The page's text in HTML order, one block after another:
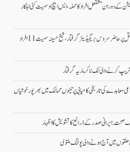
دوران مشتعل افراد کا حملہ، ایس ایچ او سمیت کئی اہلکار
بنگلہ دیش: سیاستدان کے مبینہ ماورائے عدالت قتل پر حاضر سروس بریگیڈیئر گرفتار، شیخ حسینہ سمیت 11 افراد
کرنے والی ٹک ٹاکر ماریہ گرفتار
معاہدے کی تاریخی کامیابی پرتینوں ممالک میں بھرپورخوشیاں
صحت: ایرانی صدر کے ذرائع کا تشویش کا اظہار